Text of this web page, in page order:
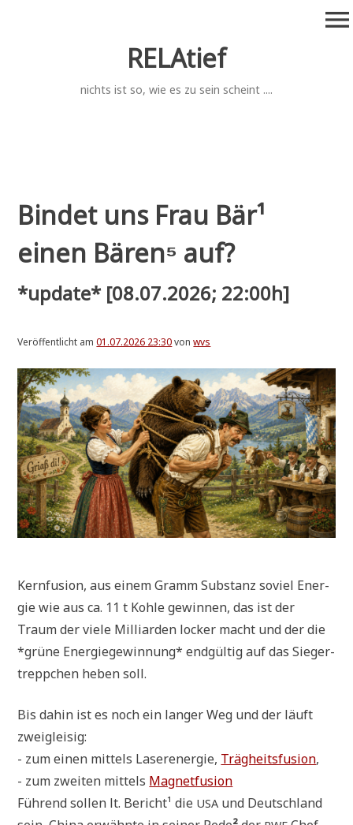
RELAtief
nichts ist so, wie es zu sein scheint ....
menu
Bindet uns Frau Bär¹
einen Bären⁵ auf?
*update* [08.07.2026; 22:00h]
Veröffentlicht am01.07.2026 23:30vonwvs
Kern­fu­si­on, aus einem Gramm Sub­stanz soviel Ener­
gie wie aus ca. 11 t Koh­le gewin­nen, das ist der
Traum der vie­le Mil­li­ar­den locker macht und der die
*grü­ne Ener­gie­ge­win­nung* end­gül­tig auf das Sie­ger­
trepp­chen heben soll.
Bis dahin ist es noch ein lan­ger Weg und der läuft
zweigleisig:
- zum einen mit­tels Laser­en­er­gie, Träg­heits­fu­si­on,
- zum zwei­ten mit­tels Magnet­fu­si­on
Füh­rend sol­len lt. Berich­t¹ die USA und Deutsch­land